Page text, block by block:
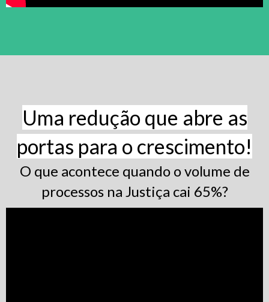
Uma redução que abre as
portas para o crescimento!
O que acontece quando o volume de
processos na Justiça cai 65%?